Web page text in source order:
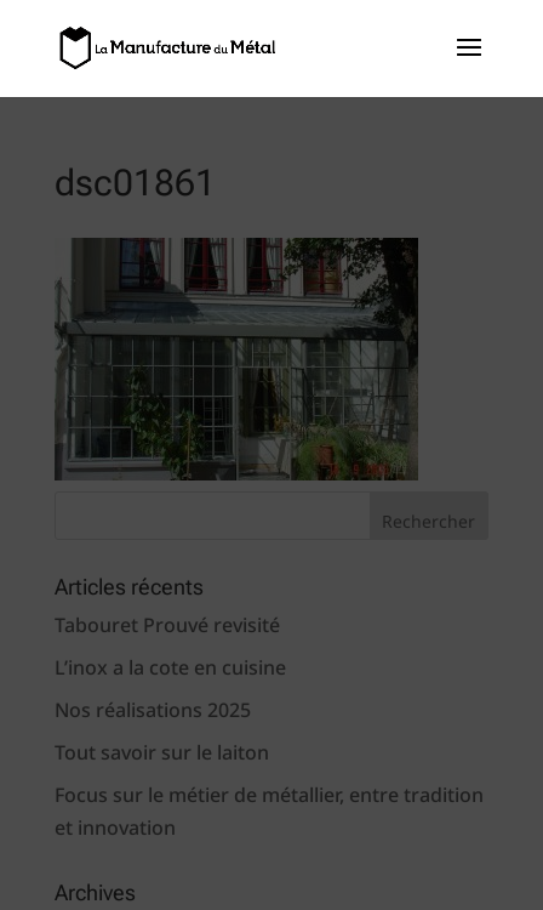
dsc01861
Articles récents
Tabouret Prouvé revisité
L’inox a la cote en cuisine
Nos réalisations 2025
Tout savoir sur le laiton
Focus sur le métier de métallier, entre tradition
et innovation
Archives